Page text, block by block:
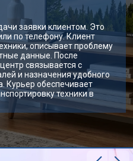
заявки клиентом. Это
по телефону. Клиент
описывает проблему
данные. После
связывается с
и назначения удобного
Курьер обеспечивает
техники в